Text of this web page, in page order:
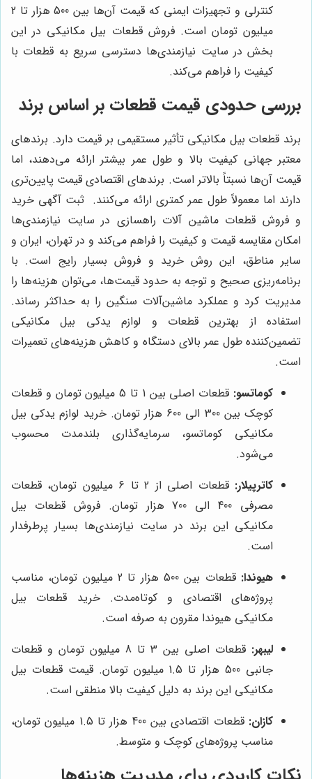
کنترلی و تجهیزات ایمنی که قیمت آن‌ها بین 500 هزار تا 2
میلیون تومان است. فروش قطعات بیل مکانیکی در این
بخش در سایت نیازمندی‌ها دسترسی سریع به قطعات با
کیفیت را فراهم می‌کند.
بررسی حدودی قیمت قطعات بر اساس برند
برند قطعات بیل مکانیکی تأثیر مستقیمی بر قیمت دارد. برندهای
معتبر جهانی کیفیت بالا و طول عمر بیشتر ارائه می‌دهند، اما
قیمت آن‌ها نسبتاً بالاتر است. برندهای اقتصادی قیمت پایین‌تری
دارند اما معمولاً طول عمر کمتری ارائه می‌کنند. ثبت آگهی خرید
و فروش قطعات ماشین آلات راهسازی در سایت نیازمندی‌ها
امکان مقایسه قیمت و کیفیت را فراهم می‌کند و در تهران، ایران و
سایر مناطق، این روش خرید و فروش بسیار رایج است. با
برنامه‌ریزی صحیح و توجه به حدود قیمت‌ها، می‌توان هزینه‌ها را
مدیریت کرد و عملکرد ماشین‌آلات سنگین را به حداکثر رساند.
استفاده از بهترین قطعات و لوازم یدکی بیل مکانیکی
تضمین‌کننده طول عمر بالای دستگاه و کاهش هزینه‌های تعمیرات
است.
کوماتسو:
قطعات اصلی بین 1 تا 5 میلیون تومان و قطعات
کوچک بین 300 الی 600 هزار تومان. خرید لوازم یدکی بیل
مکانیکی کوماتسو، سرمایه‌گذاری بلندمدت محسوب
می‌شود.
کاترپیلار:
قطعات اصلی از 2 تا 6 میلیون تومان، قطعات
مصرفی 400 الی 700 هزار تومان. فروش قطعات بیل
مکانیکی این برند در سایت نیازمندی‌ها بسیار پرطرفدار
است.
هیوندا:
قطعات بین 500 هزار تا 2 میلیون تومان، مناسب
پروژه‌های اقتصادی و کوتاه‌مدت. خرید قطعات بیل
مکانیکی هیوندا مقرون به صرفه است.
لیبهر:
قطعات اصلی بین 3 تا 8 میلیون تومان و قطعات
جانبی 500 هزار تا 1.5 میلیون تومان. قیمت قطعات بیل
مکانیکی این برند به دلیل کیفیت بالا منطقی است.
کازان:
قطعات اقتصادی بین 400 هزار تا 1.5 میلیون تومان،
مناسب پروژه‌های کوچک و متوسط.